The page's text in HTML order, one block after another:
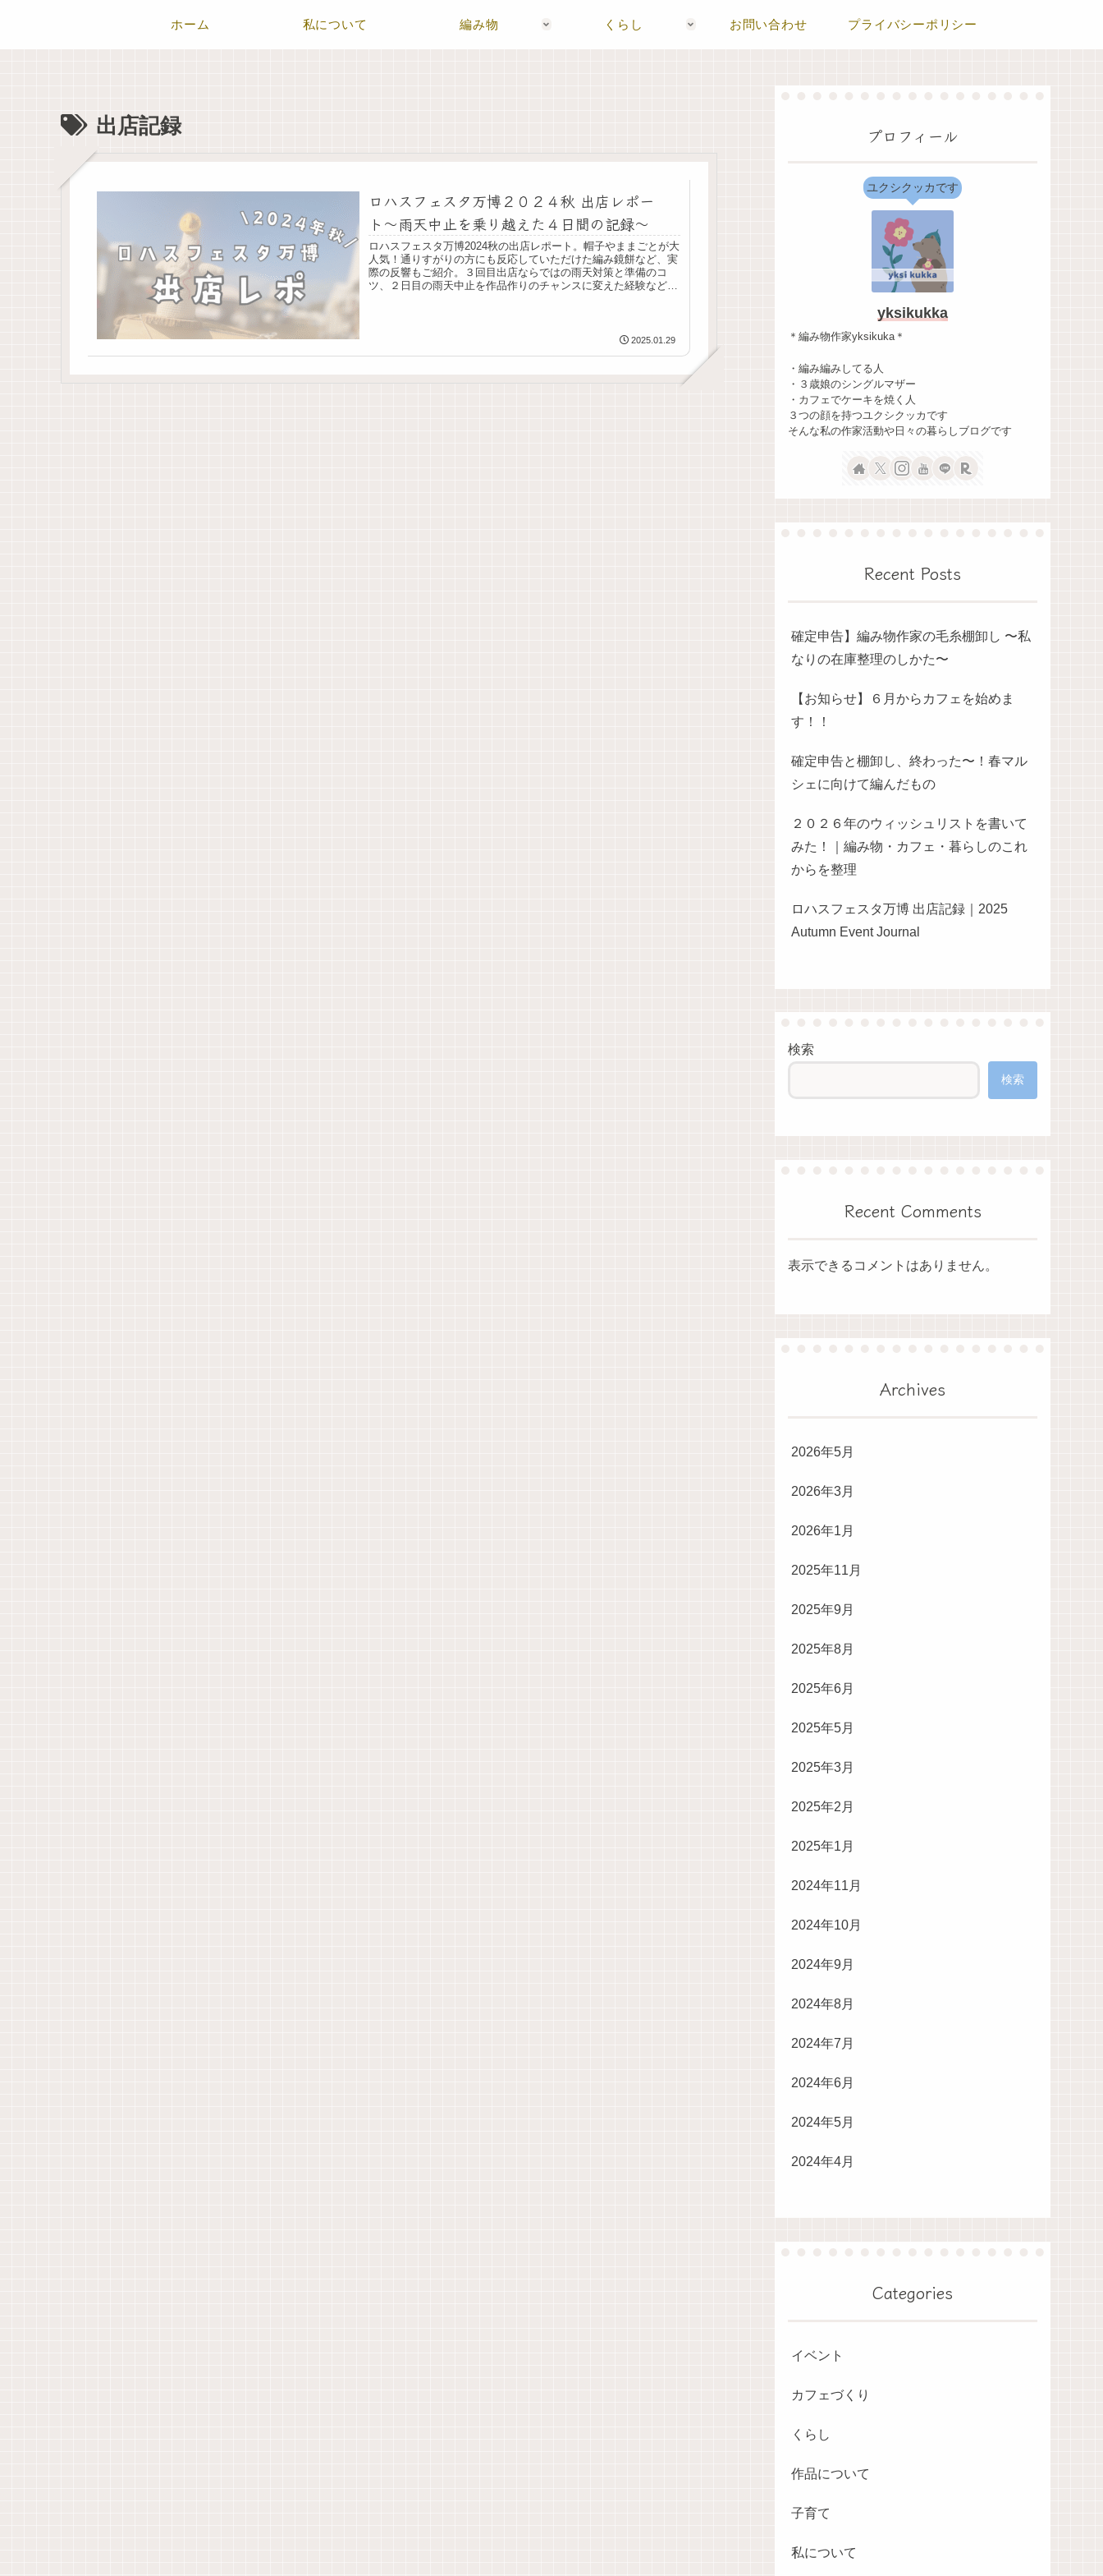
ホーム 私について 編み物 くらし お問い合わせ プライバシーポリシー
出店記録
ロハスフェスタ万博２０２４秋 出店レポー
ト〜雨天中止を乗り越えた４日間の記録〜
ロハスフェスタ万博2024秋の出店レポート。帽子やままごとが大
人気！通りすがりの方にも反応していただけた編み鏡餅など、実
際の反響もご紹介。３回目出店ならではの雨天対策と準備のコ
ツ、２日目の雨天中止を作品作りのチャンスに変えた経験など、
2025.01.29
プロフィール
ユクシクッカです
yksikukka
＊編み物作家yksikuka＊
・編み編みしてる人
・３歳娘のシングルマザー
・カフェでケーキを焼く人
３つの顔を持つユクシクッカです
そんな私の作家活動や日々の暮らしブログです
Recent Posts
確定申告】編み物作家の毛糸棚卸し 〜私
なりの在庫整理のしかた〜
【お知らせ】６月からカフェを始めま
す！！
確定申告と棚卸し、終わった〜！春マル
シェに向けて編んだもの
２０２６年のウィッシュリストを書いて
みた！｜編み物・カフェ・暮らしのこれ
からを整理
ロハスフェスタ万博 出店記録｜2025
Autumn Event Journal
検索
検索
Recent Comments
表示できるコメントはありません。
Archives
2026年5月
2026年3月
2026年1月
2025年11月
2025年9月
2025年8月
2025年6月
2025年5月
2025年3月
2025年2月
2025年1月
2024年11月
2024年10月
2024年9月
2024年8月
2024年7月
2024年6月
2024年5月
2024年4月
Categories
イベント
カフェづくり
くらし
作品について
子育て
私について